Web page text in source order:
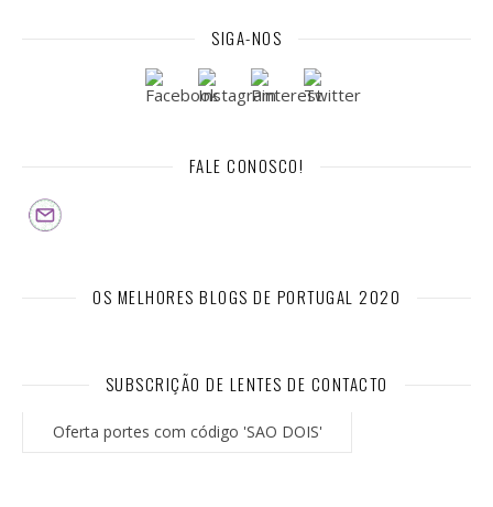
SIGA-NOS
FALE CONOSCO!
OS MELHORES BLOGS DE PORTUGAL 2020
SUBSCRIÇÃO DE LENTES DE CONTACTO
Oferta portes com código 'SAO DOIS'